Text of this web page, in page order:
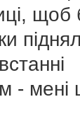
щоб
- мені